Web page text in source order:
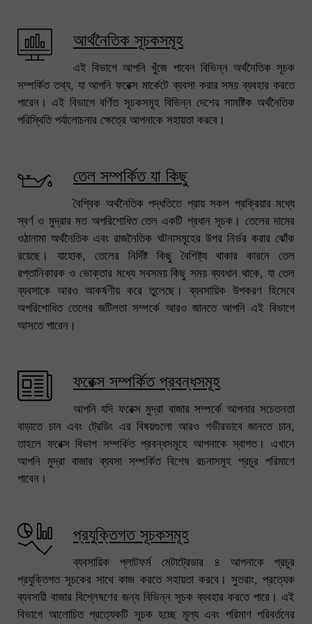
আর্থনৈতিক সূচকসমূহ
এই বিভাগে আপনি খুঁজে পাবেন বিভিন্ন অর্থনৈতিক সূচক
সম্পর্কিত তথ্য, যা আপনি ফরেক্স মার্কেটে ব্যবসা করার সময় ব্যবহার করতে
পারেন। এই বিভাগে বর্ণিত সূচকসমূহ বিভিন্ন দেশের সামষ্টিক অর্থনৈতিক
পরিস্থিতি পর্যালোচনার ক্ষেত্রে আপনাকে সহায়তা করবে।
তেল সম্পর্কিত যা কিছু
বৈশ্বিক অর্থনৈতিক পদ্ধতিতে প্রায় সকল প্রক্রিয়ার মধ্যে
স্বর্ণ ও মুদ্রার মত অপরিশোধিত তেল একটি প্রধান সূচক। তেলের দামের
ওঠানামা অর্থনৈতিক এবং রাজনৈতিক ঘটনাসমূহের উপর নির্ভর করার ঝোঁক
রয়েছে। যাহোক, তেলের নির্দিষ্ট কিছু বৈশিষ্ট্য থাকার কারনে তেল
রপ্তানিকারক ও ভোক্তার মধ্যে সবসময় কিছু সময় ব্যবধান থাকে, যা তেল
ব্যবসাকে আরও আকর্ষণীয় করে তুলেছে। ব্যবসায়িক উপকরণ হিসেবে
অপরিশোধিত তেলের জটিলতা সম্পর্কে আরও জানতে আপনি এই বিভাগে
আসতে পারেন।
ফরেক্স সম্পর্কিত প্রবন্ধসমূহ
আপনি যদি ফরেক্স মুদ্রা বাজার সম্পর্কে আপনার সচেতনতা
বাড়াতে চান এবং ট্রেডিং এর বিষয়গুলো আরও গভীরভাবে জানতে চান,
তাহলে ফরেক্স বিভাগ সম্পর্কিত প্রবন্ধসমূহে আপনাকে স্বাগত। এখানে
আপনি মুদ্রা বাজার ব্যবসা সম্পর্কিত বিশেষ রচনাসমূহ প্রচুর পরিমাণে
পাবেন।
প্রযুক্তিগত সূচকসমূহ
ব্যবসায়িক প্লাটফর্ম মেটাট্রেডার ৪ আপনাকে প্রচুর
প্রযুক্তিগত সূচকের সাথে কাজ করতে সহায়তা করবে। সুতরাং, প্রত্যেক
ব্যবসায়ী বাজার বিশ্লেষণের জন্য বিভিন্ন সূচক ব্যবহার করতে পারে। এই
বিভাগে আলোচিত প্রত্যেকটি সূচক হচ্ছে মূল্য এবং পরিমাণ পরিবর্তনের